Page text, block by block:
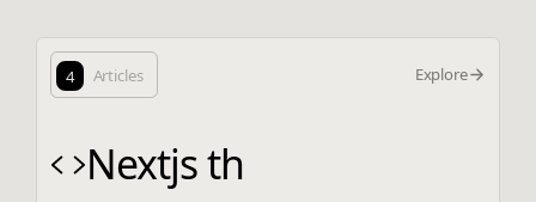
4 Articles Explore
Nextjs th